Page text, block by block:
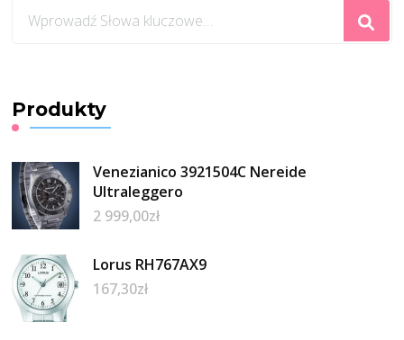
czegoś?
Produkty
Venezianico 3921504C Nereide
Ultraleggero
2 999,00zł
Lorus RH767AX9
167,30zł